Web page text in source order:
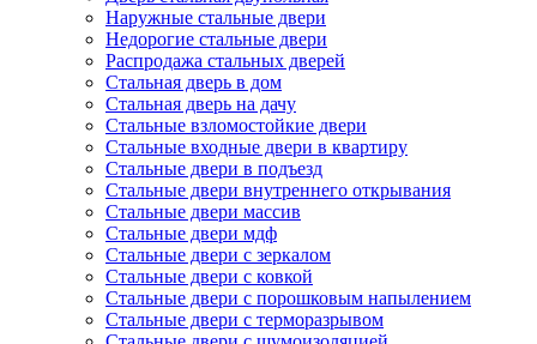
Наружные стальные двери
Недорогие стальные двери
Распродажа стальных дверей
Стальная дверь в дом
Стальная дверь на дачу
Стальные взломостойкие двери
Стальные входные двери в квартиру
Стальные двери в подъезд
Стальные двери внутреннего открывания
Стальные двери массив
Стальные двери мдф
Стальные двери с зеркалом
Стальные двери с ковкой
Стальные двери с порошковым напылением
Стальные двери с терморазрывом